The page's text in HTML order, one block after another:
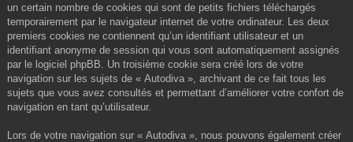
un certain nombre de cookies qui sont de petits fichiers téléchargés
temporairement par le navigateur internet de votre ordinateur. Les deux
premiers cookies ne contiennent qu’un identifiant utilisateur et un
identifiant anonyme de session qui vous sont automatiquement assignés
par le logiciel phpBB. Un troisième cookie sera créé lors de votre
navigation sur les sujets de « Autodiva », archivant de ce fait tous les
sujets que vous avez consultés et permettant d’améliorer votre confort de
navigation en tant qu’utilisateur.
Lors de votre navigation sur « Autodiva », nous pouvons également créer